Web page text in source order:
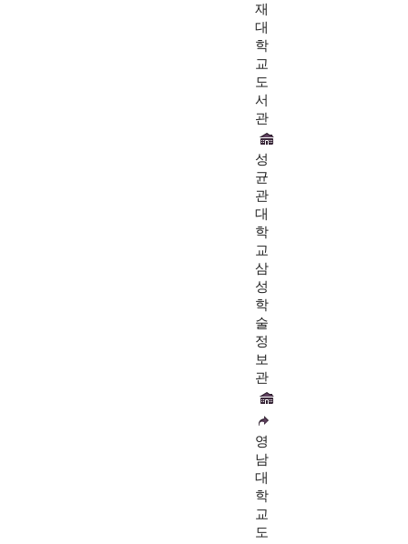
재
대
학
교
도
서
관
성
균
관
대
학
교
삼
성
학
술
정
보
관
영
남
대
학
교
도